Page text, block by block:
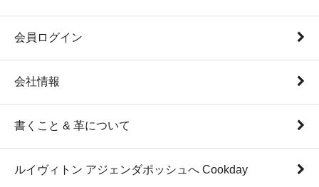
会員ログイン
会社情報
書くこと & 革について
ルイヴィトン アジェンダポッシュへ Cookday